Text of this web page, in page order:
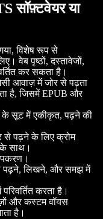
सॉफ़्टवेयर या
विशेष रूप से
वेब पृष्ठों, दस्तावेजों,
कर सकता है।
आवाज़ में जोर से पढ़ता
है, जिसमें EPUB और
के सूट में एकीकृत, पढ़ने की
से पढ़ने के लिए क्रोम
साथ।
पढ़ने, लिखने, और समझ में
करता है।
और कस्टम वॉयस
है।